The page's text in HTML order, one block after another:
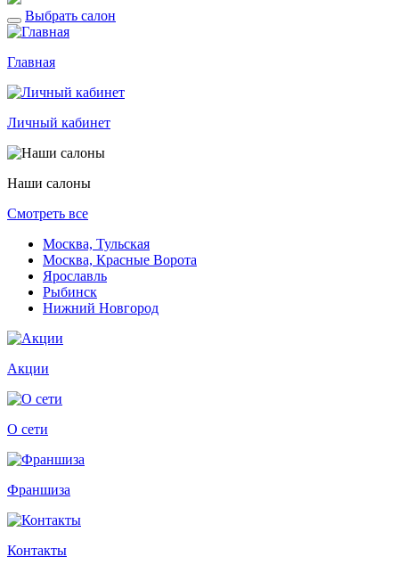
Выбрать салон
Главная
Личный кабинет
Наши салоны
Смотреть все
Москва, Тульская
Москва, Красные Ворота
Ярославль
Рыбинск
Нижний Новгород
Акции
О сети
Франшиза
Контакты